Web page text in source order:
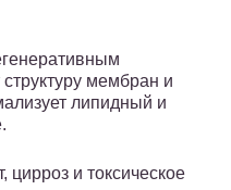
мембран и
липидный и
цирроз и токсическое